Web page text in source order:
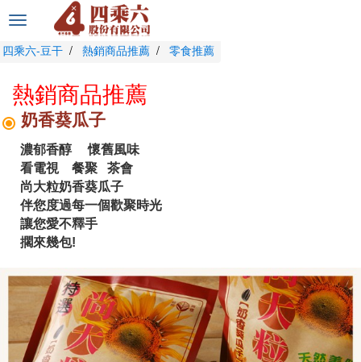
選
切
四乘六-豆干 熱銷商品推薦 零食推薦
熱銷商品推薦
奶香葵瓜子
濃郁香醇 懷舊風味
看電視 餐聚 茶會
尚大粒奶香葵瓜子
伴您度過每一個歡聚時光
讓您愛不釋手
擱來幾包!